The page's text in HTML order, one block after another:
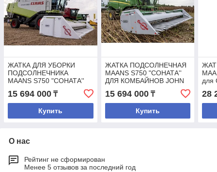
ЖАТКА ДЛЯ УБОРКИ
ПОДСОЛНЕЧНИКА
MAANS S750 "СОНАТА''
ДЛЯ КОМБАЙНОВ CLAAS
15 694 000 ₸
Купить
ЖАТКА ПОДСОЛНЕЧНАЯ
MAANS S750 "СОНАТА''
ДЛЯ КОМБАЙНОВ JOHN
15 694 000₸
Купить
для
28
О нас
Рейтинг не сформирован
Менее 5 отзывов за последний год